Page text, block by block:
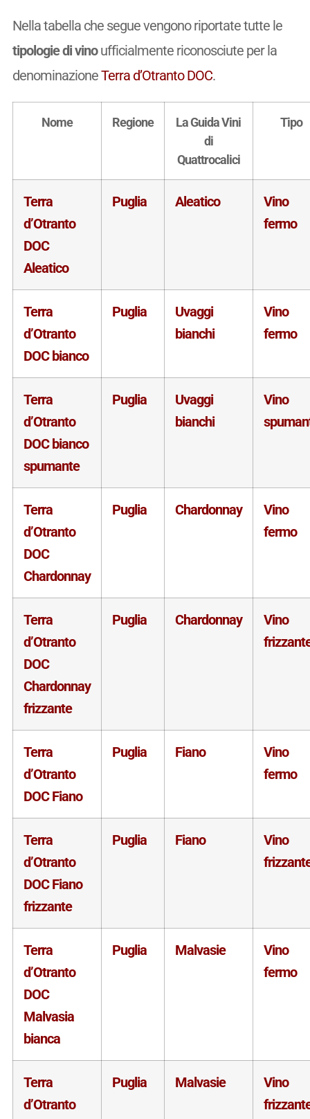
Nella tabella che segue vengono riportate tutte le
tipologie di vinoufficialmente riconosciute per la
denominazioneTerra d’Otranto DOC.
Nome Regione
La Guida Vini
di
Quattrocalici
Tipo
Terra
d’Otranto
DOC
Aleatico
Puglia Aleatico
Vino
fermo
Terra
d’Otranto
DOC bianco
Puglia
Uvaggi
bianchi
Vino
fermo
Terra
d’Otranto
DOC bianco
spumante
Puglia
Uvaggi
bianchi
Vino
Terra
d’Otranto
DOC
Chardonnay
Puglia Chardonnay
Vino
fermo
Terra
d’Otranto
DOC
Chardonnay
frizzante
Puglia Chardonnay
Vino
Terra
d’Otranto
DOC Fiano
Puglia Fiano
Vino
fermo
Terra
d’Otranto
DOC Fiano
frizzante
Puglia Fiano
Vino
Terra
d’Otranto
DOC
Malvasia
bianca
Puglia Malvasie
Vino
fermo
Terra
d’Otranto
Puglia Malvasie
Vino